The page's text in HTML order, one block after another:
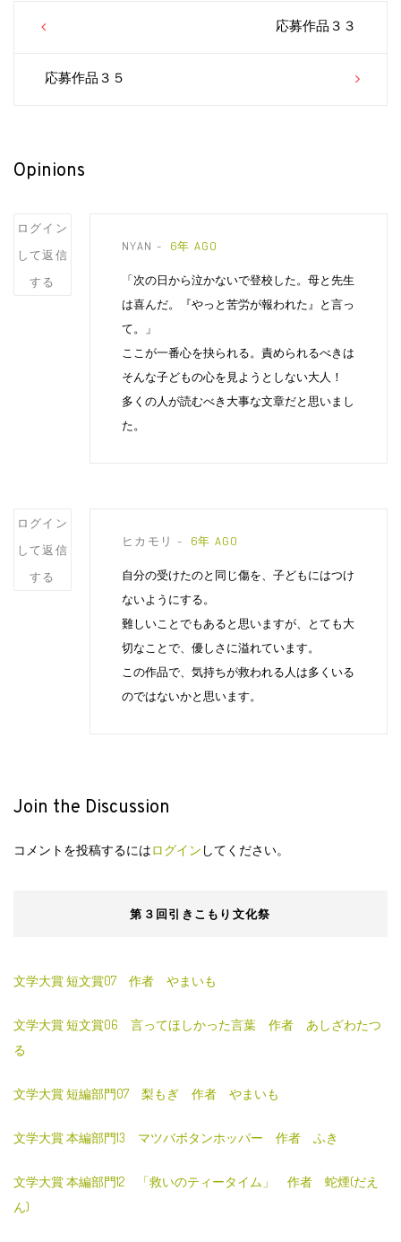
応募作品３３
応募作品３５
Opinions
Post
comment
ログイン
して返信
する
NYAN 6年 AGO
「次の日から泣かないで登校した。母と先生
は喜んだ。『やっと苦労が報われた』と言っ
て。」
ここが一番心を抉られる。責められるべきは
そんな子どもの心を見ようとしない大人！
多くの人が読むべき大事な文章だと思いまし
た。
Post
comment
ログイン
して返信
する
ヒカモリ 6年 AGO
自分の受けたのと同じ傷を、子どもにはつけ
ないようにする。
難しいことでもあると思いますが、とても大
切なことで、優しさに溢れています。
この作品で、気持ちが救われる人は多くいる
のではないかと思います。
Join the Discussion
コメントを投稿するにはログイン してください。
第３回引きこもり文化祭
文学大賞 短文賞07 作者 やまいも
文学大賞 短文賞06 言ってほしかった言葉 作者 あしざわたつ
る
文学大賞 短編部門07 梨もぎ 作者 やまいも
文学大賞 本編部門13 マツバボタンホッパー 作者 ふき
文学大賞 本編部門12 「救いのティータイム」 作者 蛇煙(だえ
ん)